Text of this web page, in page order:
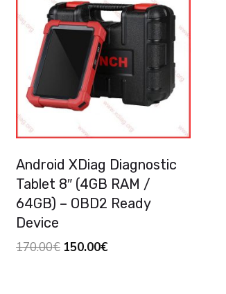
Android XDiag Diagnostic
Tablet 8″ (4GB RAM /
64GB) – OBD2 Ready
Device
170.00€ Original
150.00€Current